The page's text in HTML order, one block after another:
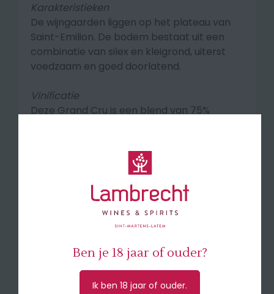
Karakteristieken
De wijngaarden liggen op het plateau van
Saint-Emilion. De bodem bestaat uit een
combinatie van silex en kleigrond, uiterst
voedzaam en goed doorlatend.
Vinificatie
Deze Grand Cru is een blend van 75%
Smaakprofiel
Mooie complexe neus van rijp rood fruit met
lichte vanilletoets. Elegante aanzet met
mooie harmonie tussen de fruittoetsen en
🍽 Serveer bij rood vlees, grillades en bij
Ben je 18 jaar of ouder?
Ik ben 18 jaar of ouder.